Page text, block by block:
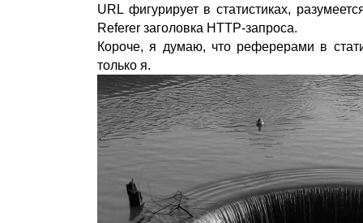
URL фигурирует в статистиках,
Referer заголовка HTTP-запроса.
Короче, я думаю, что реферерами в
только я.